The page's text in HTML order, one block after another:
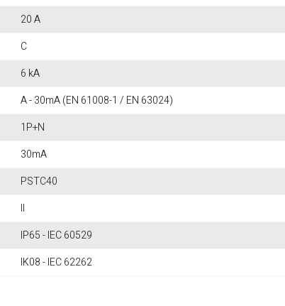
20 A
C
6 kA
A - 30mA (EN 61008-1 / EN 63024)
1P+N
30mA
PSTC40
II
IP65 - IEC 60529
IK08 - IEC 62262